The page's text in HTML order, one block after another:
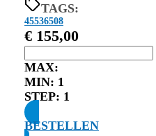
TAGS:
45536508
€ 155,00
MAX:
MIN: 1
STEP: 1
BESTELLEN